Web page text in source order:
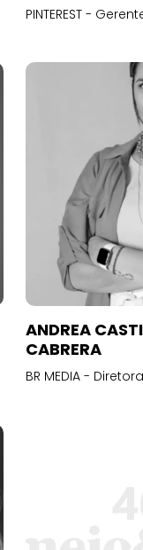
PINTEREST -
ANDREA
CABRERA
BR MEDIA -